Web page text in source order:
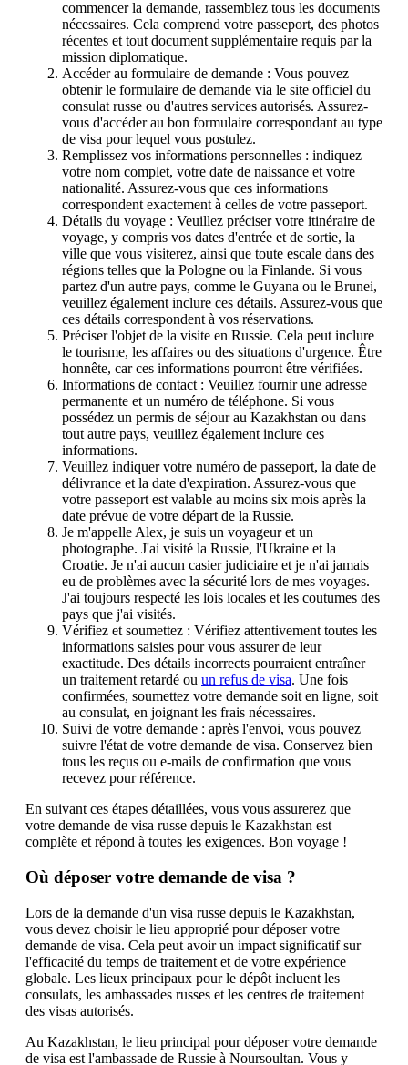
commencer la demande, rassemblez tous les documents
nécessaires. Cela comprend votre passeport, des photos
récentes et tout document supplémentaire requis par la
mission diplomatique.
Accéder au formulaire de demande : Vous pouvez
obtenir le formulaire de demande via le site officiel du
consulat russe ou d'autres services autorisés. Assurez-
vous d'accéder au bon formulaire correspondant au type
de visa pour lequel vous postulez.
Remplissez vos informations personnelles : indiquez
votre nom complet, votre date de naissance et votre
nationalité. Assurez-vous que ces informations
correspondent exactement à celles de votre passeport.
Détails du voyage : Veuillez préciser votre itinéraire de
voyage, y compris vos dates d'entrée et de sortie, la
ville que vous visiterez, ainsi que toute escale dans des
régions telles que la Pologne ou la Finlande. Si vous
partez d'un autre pays, comme le Guyana ou le Brunei,
veuillez également inclure ces détails. Assurez-vous que
ces détails correspondent à vos réservations.
Préciser l'objet de la visite en Russie. Cela peut inclure
le tourisme, les affaires ou des situations d'urgence. Être
honnête, car ces informations pourront être vérifiées.
Informations de contact : Veuillez fournir une adresse
permanente et un numéro de téléphone. Si vous
possédez un permis de séjour au Kazakhstan ou dans
tout autre pays, veuillez également inclure ces
informations.
Veuillez indiquer votre numéro de passeport, la date de
délivrance et la date d'expiration. Assurez-vous que
votre passeport est valable au moins six mois après la
date prévue de votre départ de la Russie.
Je m'appelle Alex, je suis un voyageur et un
photographe. J'ai visité la Russie, l'Ukraine et la
Croatie. Je n'ai aucun casier judiciaire et je n'ai jamais
eu de problèmes avec la sécurité lors de mes voyages.
J'ai toujours respecté les lois locales et les coutumes des
pays que j'ai visités.
Vérifiez et soumettez : Vérifiez attentivement toutes les
informations saisies pour vous assurer de leur
exactitude. Des détails incorrects pourraient entraîner
un traitement retardé ou un refus de visa. Une fois
confirmées, soumettez votre demande soit en ligne, soit
au consulat, en joignant les frais nécessaires.
Suivi de votre demande : après l'envoi, vous pouvez
suivre l'état de votre demande de visa. Conservez bien
tous les reçus ou e-mails de confirmation que vous
recevez pour référence.
En suivant ces étapes détaillées, vous vous assurerez que
votre demande de visa russe depuis le Kazakhstan est
complète et répond à toutes les exigences. Bon voyage !
Où déposer votre demande de visa ?
Lors de la demande d'un visa russe depuis le Kazakhstan,
vous devez choisir le lieu approprié pour déposer votre
demande de visa. Cela peut avoir un impact significatif sur
l'efficacité du temps de traitement et de votre expérience
globale. Les lieux principaux pour le dépôt incluent les
consulats, les ambassades russes et les centres de traitement
des visas autorisés.
Au Kazakhstan, le lieu principal pour déposer votre demande
de visa est l'ambassade de Russie à Noursoultan. Vous y